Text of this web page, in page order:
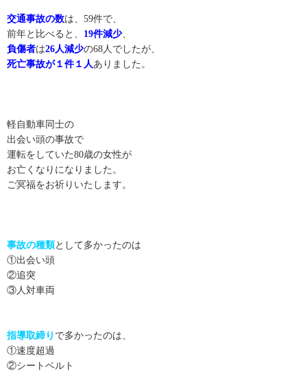
交通事故の数は、59件で、
前年と比べると、 19件減少、
負傷者は26人減少の68人でしたが、
死亡事故が１件１人ありました。
軽自動車同士の
出会い頭の事故で
運転をしていた80歳の女性が
お亡くなりになりました。
ご冥福をお祈りいたします。
事故の種類として多かったのは
①出会い頭
②追突
③人対車両
指導取締り で多かったのは、
①速度超過
②シートベルト